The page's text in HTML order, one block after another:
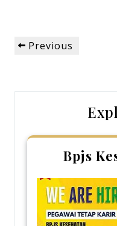
Post
navigation
Previous
Previous
Bpjs